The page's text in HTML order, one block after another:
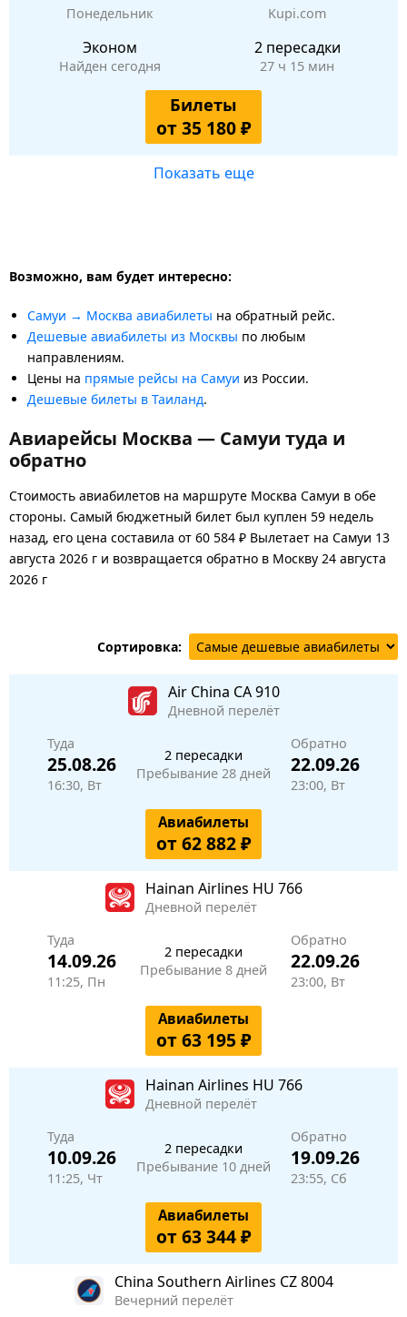
Понедельник Kupi.com
Эконом
Найден сегодня
2 пересадки
27 ч 15 мин
Билеты
от 35 180 ₽
Показать еще
Возможно, вам будет интересно:
Самуи → Москва авиабилеты на обратный рейс.
Дешевые авиабилеты из Москвы по любым
направлениям.
Цены на прямые рейсы на Самуи из России.
Дешевые билеты в Таиланд.
Авиарейсы Москва — Самуи туда и
обратно
Стоимость авиабилетов на маршруте Москва Самуи в обе
стороны. Самый бюджетный билет был куплен 59 недель
назад, его цена составила от 60 584 ₽ Вылетает на Самуи 13
августа 2026 г и возвращается обратно в Москву 24 августа
2026 г
Сортировка:
Air China CA 910
Дневной перелёт
Туда
25.08.26
16:30, Вт
2 пересадки
Пребывание 28 дней
Обратно
22.09.26
23:00, Вт
Авиабилеты
от 62 882 ₽
Hainan Airlines HU 766
Дневной перелёт
Туда
14.09.26
11:25, Пн
2 пересадки
Пребывание 8 дней
Обратно
22.09.26
23:00, Вт
Авиабилеты
от 63 195 ₽
Hainan Airlines HU 766
Дневной перелёт
Туда
10.09.26
11:25, Чт
2 пересадки
Пребывание 10 дней
Обратно
19.09.26
23:55, Сб
Авиабилеты
от 63 344 ₽
China Southern Airlines CZ 8004
Вечерний перелёт